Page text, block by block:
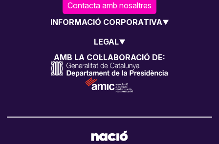
Contacta amb nosaltres
INFORMACIÓ CORPORATIVA
LEGAL
AMB LA COL·LABORACIÓ DE: